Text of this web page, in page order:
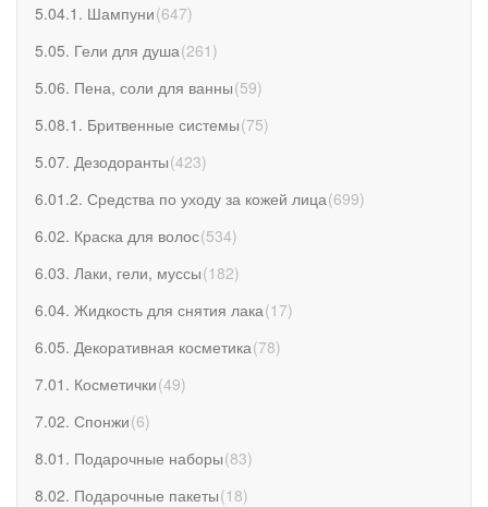
5.04.1. Шампуни(647)
5.05. Гели для душа(261 )
5.06. Пена, соли для ванны(59)
5.08.1. Бритвенные системы(75)
5.07. Дезодоранты(423)
6.01.2. Средства по уходу за кожей лица(699)
6.02. Краска для волос(534)
6.03. Лаки, гели, муссы(182)
6.04. Жидкость для снятия лака(17)
6.05. Декоративная косметика(78)
7.01. Косметички(49)
7.02. Спонжи(6)
8.01. Подарочные наборы(83)
8.02. Подарочные пакеты(18)